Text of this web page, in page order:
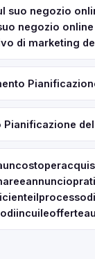
suo negozio
negozio
di marketing